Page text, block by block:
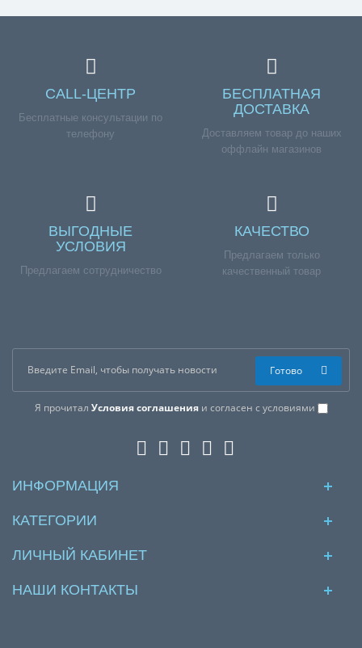
CALL-ЦЕНТР
Бесплатные консультации по
телефону
БЕСПЛАТНАЯ
ДОСТАВКА
Доставляем товар до наших
оффлайн магазинов
ВЫГОДНЫЕ
УСЛОВИЯ
Предлагаем сотрудничество
КАЧЕСТВО
Предлагаем только
качественный товар
Я прочитал Условия соглашенияи согласен с условиями
Готово
ИНФОРМАЦИЯ
КАТЕГОРИИ
ЛИЧНЫЙ КАБИНЕТ
НАШИ КОНТАКТЫ